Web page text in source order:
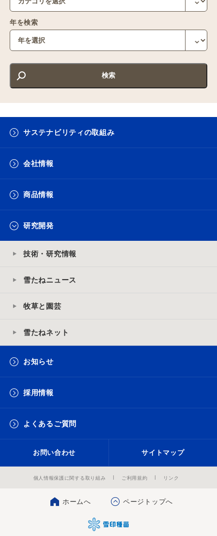
年を検索
サステナビリティの取組み
会社情報
商品情報
研究開発
技術・研究情報
雪たねニュース
牧草と園芸
雪たねネット
お知らせ
採用情報
よくあるご質問
お問い合わせ サイトマップ
ホームへ ページトップへ
個人情報保護に関する取り組み ご利用規約 リンク